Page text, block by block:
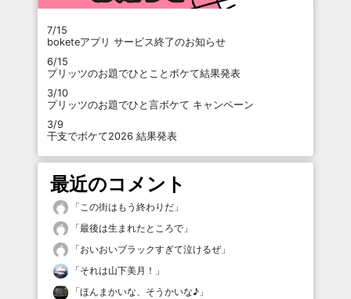
7/15
boketeアプリ サービス終了のお知らせ
6/15
プリッツのお題でひとことボケて結果発表
3/10
プリッツのお題でひと言ボケて キャンペーン
3/9
干支でボケて2026 結果発表
最近のコメント
「 この街はもう終わりだ 」
「最後は生まれたところで 」
「おいおいブラックすぎて泣けるぜ」
「それは山下美月！ 」
「ほんまかいな、そうかいな♪ 」